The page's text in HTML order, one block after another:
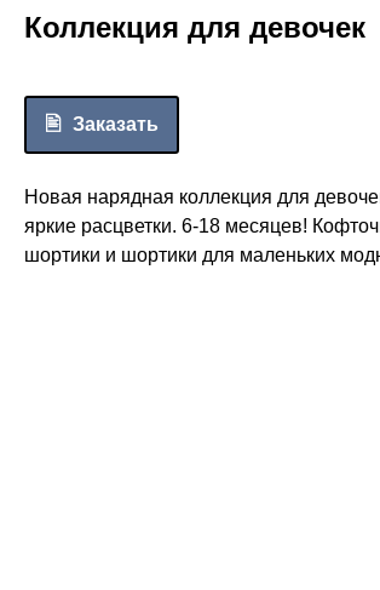
Коллекция для девочек
Заказать
Новая нарядная коллекция для
яркие расцветки. 6-18 месяцев!
шортики и шортики для маленьких